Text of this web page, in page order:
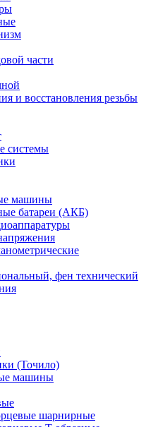
части
и восстановления резьбы
системы
машины
батареи (АКБ)
фен технический
(Точило)
машины
шарнирные